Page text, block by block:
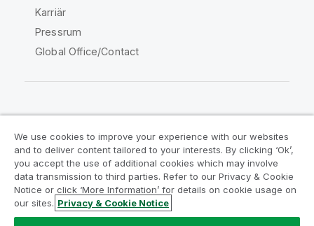
Karriär
Pressrum
Global Office/Contact
Juridiska avtal
Produktvillkor
Legal Policies
Legal Policies
Användningsvillkor
Varumärken
Do Not Share My Info
We use cookies to improve your experience with our websites
and to deliver content tailored to your interests. By clicking ‘Ok’,
you accept the use of additional cookies which may involve
data transmission to third parties. Refer to our Privacy & Cookie
Notice or click ‘More Information’ for details on cookie usage on
our sites. Privacy & Cookie Notice